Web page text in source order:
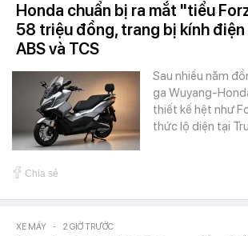
Honda chuẩn bị ra mắt "tiểu
58 triệu đồng, trang bị kính
ABS và TCS
Sau nhiều năm
ga Wuyang-
thiết kế hệt như
thức lộ diện tại
Chia sẻ
XE MÁY - 2 GIỜ TRƯỚC